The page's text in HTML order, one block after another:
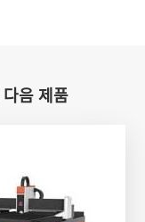
음 제품